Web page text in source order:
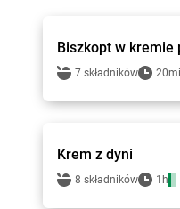
Biszkopt w kremie
7 składników
bi1 -
Krem z dyni
8 składników 1h